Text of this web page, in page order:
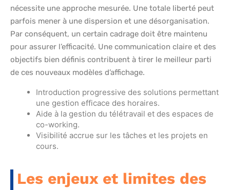
nécessite une approche mesurée. Une totale liberté peut
parfois mener à une dispersion et une désorganisation.
Par conséquent, un certain cadrage doit être maintenu
pour assurer l’efficacité. Une communication claire et des
objectifs bien définis contribuent à tirer le meilleur parti
de ces nouveaux modèles d’affichage.
Introduction progressive des solutions permettant
une gestion efficace des horaires.
Aide à la gestion du télétravail et des espaces de
co-working.
Visibilité accrue sur les tâches et les projets en
cours.
Les enjeux et limites des